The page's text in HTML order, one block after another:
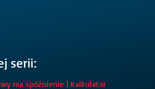
serii:
ma spóźnienie | Kalkulator